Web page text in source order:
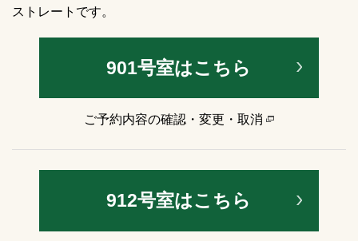
ストレートです。
901号室はこちら
ご予約内容の確認・変更・取消
912号室はこちら